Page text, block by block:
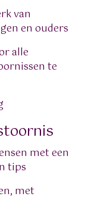
van
en ouders
alle
te
met een
tips
met